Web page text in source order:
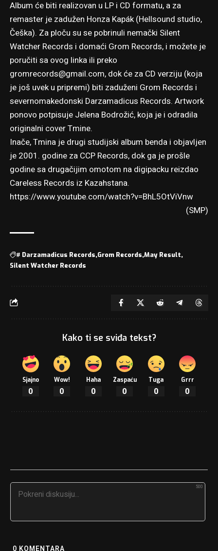
Album će biti realizovan u LP i CD formatu, a za
remaster je zadužen Honza Kapák (Hellsound studio,
Češka). Za ploču su se pobrinuli nemački Silent
Watcher Records i domaći Grom Records, i možete je
poručiti sa ovog linka ili preko
gromrecords@gmail.com, dok će za CD verziju (koja
je još uvek u pripremi) biti zaduženi Grom Records i
severnomakedonski Darzamadicus Records. Artwork
ponovo potpisuje Jelena Bodrožić, koja je i odradila
originalni cover Tmine.
Inače, Tmina je drugi studijski album benda i objavljen
je 2001. godine za CCP Records, dok ga je prošle
godine sa drugačijim omotom na digipacku reizdao
Careless Records iz Kazahstana.
https://www.youtube.com/watch?v=BhL5OtViVnw
(SMP)
# Darzamadicus Records Grom Records May Result
Silent Watcher Records
Kako ti se sviđa tekst?
Sjajno
0
Wow!
0
Haha
0
Zaspaću
0
Tuga
0
Grrr
0
500
0 KOMENTARA